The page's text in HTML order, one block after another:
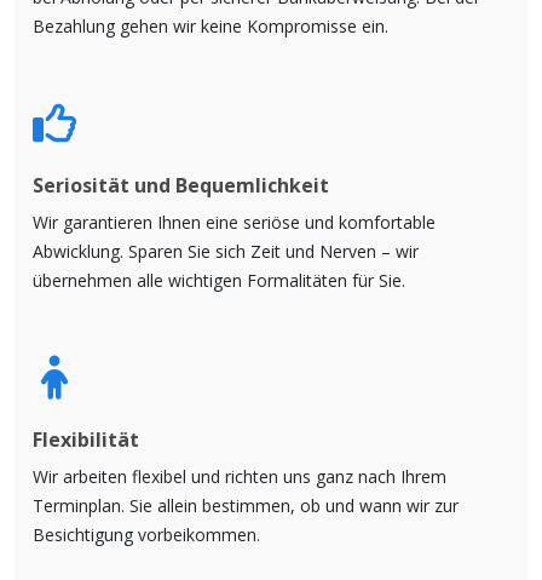
Bezahlung gehen wir keine Kompromisse ein.
Seriosität und Bequemlichkeit
Wir garantieren Ihnen eine seriöse und komfortable
Abwicklung. Sparen Sie sich Zeit und Nerven – wir
übernehmen alle wichtigen Formalitäten für Sie.
Flexibilität
Wir arbeiten flexibel und richten uns ganz nach Ihrem
Terminplan. Sie allein bestimmen, ob und wann wir zur
Besichtigung vorbeikommen.